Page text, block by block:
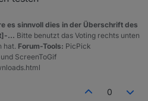
löst das Script
M/iobroker.control-ms-windows
topic/1570/windows-steuerung
Githubfür weitere Erklärungen.
möglich, Windows-Geräte
topic/1570/windows-steuerung
Vladimir Vilisovfür sein
es sinnvoll dies in der Überschrift des
... Bitte benutzt das Voting rechts unten
hat. Forum-Tools: PicPick
ScreenToGif
0